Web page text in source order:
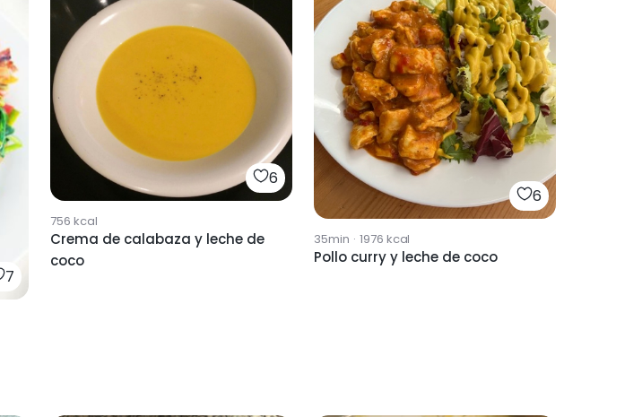
7
6
756 kcal
Crema de calabaza y leche de
coco
6
35min · 1976 kcal
Pollo curry y leche de coco